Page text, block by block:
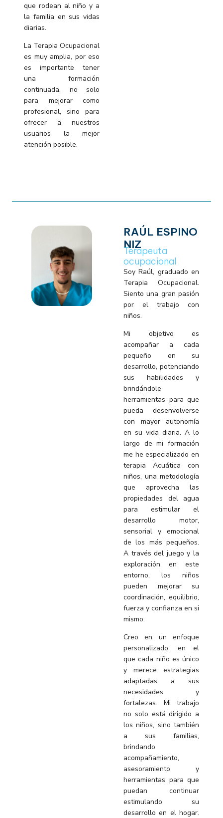
que rodean al niño y a
la familia en sus vidas
diarias.
La Terapia Ocupacional
es muy amplia, por eso
es importante tener
una formación
continuada, no solo
para mejorar como
profesional, sino para
ofrecer a nuestros
usuarios la mejor
atención posible.
RAÚL ESPINO
NIZ
Terapeuta
ocupacional
Soy Raúl, graduado en
Terapia Ocupacional.
Siento una gran pasión
por el trabajo con
niños.
Mi objetivo es
acompañar a cada
pequeño en su
desarrollo, potenciando
sus habilidades y
brindándole
herramientas para que
pueda desenvolverse
con mayor autonomía
en su vida diaria. A lo
largo de mi formación
me he especializado en
terapia Acuática con
niños, una metodología
que aprovecha las
propiedades del agua
para estimular el
desarrollo motor,
sensorial y emocional
de los más pequeños.
A través del juego y la
exploración en este
entorno, los niños
pueden mejorar su
coordinación, equilibrio,
fuerza y confianza en si
mismo.
Creo en un enfoque
personalizado, en el
que cada niño es único
y merece estrategias
adaptadas a sus
necesidades y
fortalezas. Mi trabajo
no solo está dirigido a
los niños, sino también
a sus familias,
brindando
acompañamiento,
asesoramiento y
herramientas para que
puedan continuar
estimulando su
desarrollo en el hogar.